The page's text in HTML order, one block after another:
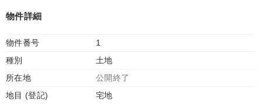
物件詳細
物件番号
1
種別
土地
所在地
公開終了
地目 (登記)
宅地